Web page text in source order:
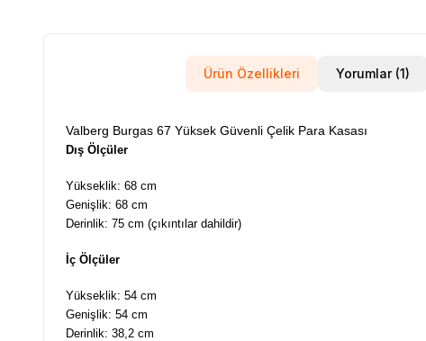
Ürün Özellikleri Yorumlar (1)
Valberg Burgas 67 Yüksek Güvenli Çelik Para Kasası
Dış Ölçüler
Yükseklik: 68 cm
Genişlik: 68 cm
Derinlik: 75 cm (çıkıntılar dahildir)
İç Ölçüler
Yükseklik: 54 cm
Genişlik: 54 cm
Derinlik: 38,2 cm